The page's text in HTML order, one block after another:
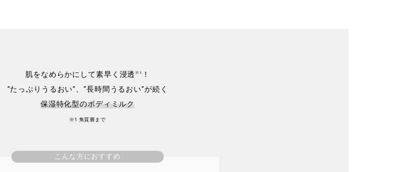
肌をなめらかにして素早く浸透 ※1
！
"たっぷりうるおい"、"長時間うるおい"が続く
保湿特化型のボディミルク
※1 角質層まで
こんな方におすすめ